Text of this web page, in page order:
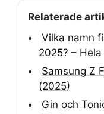
Relaterade
Vilka namn
2025? –
Samsung Z
(2025)
Gin och